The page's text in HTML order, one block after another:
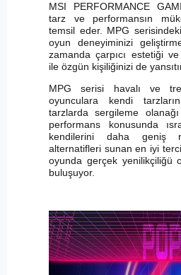
MSI PERFORMANCE
tarz ve performansın
temsil eder. MPG
oyun deneyiminizi
zamanda çarpıcı estetiği
ile özgün kişiliğinizi de
MPG serisi havalı ve
oyunculara kendi
tarzlarda sergileme
performans konusunda
kendilerini daha geniş
alternatifleri sunan en iyi
oyunda gerçek yenilikçiliğü
buluşuyor.